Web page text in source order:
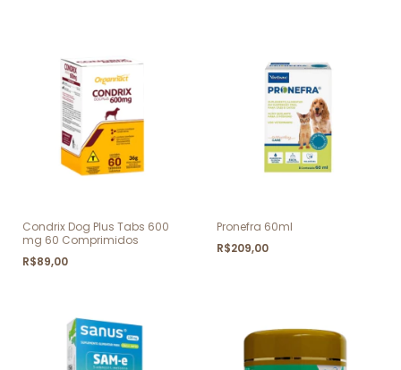
Condrix Dog Plus Tabs 600
mg 60 Comprimidos
R$89,00
Pronefra 60ml
R$209,00